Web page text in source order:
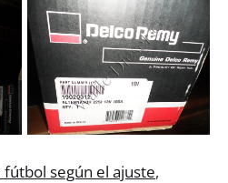
fútbol según el ajuste,